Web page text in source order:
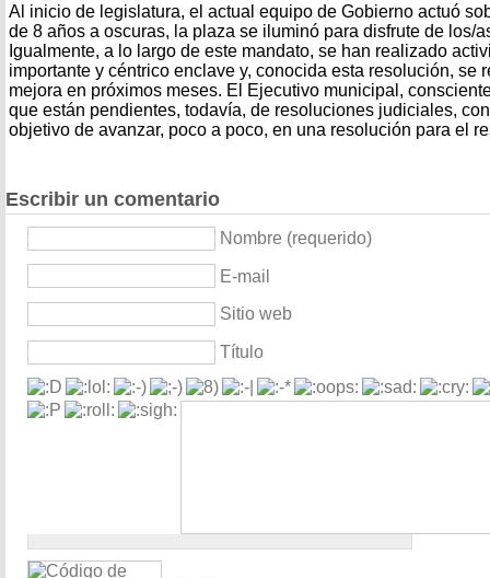
Al inicio de legislatura, el actual equipo de Gobierno actuó
de 8 años a oscuras, la plaza se iluminó para disfrute de los/
Igualmente, a lo largo de este mandato, se han realizado
importante y céntrico enclave y, conocida esta resolución, se
mejora en próximos meses. El Ejecutivo municipal,
que están pendientes, todavía, de resoluciones judiciales,
objetivo de avanzar, poco a poco, en una resolución para el
Escribir un comentario
Nombre (requerido)
E-mail
Sitio web
Título